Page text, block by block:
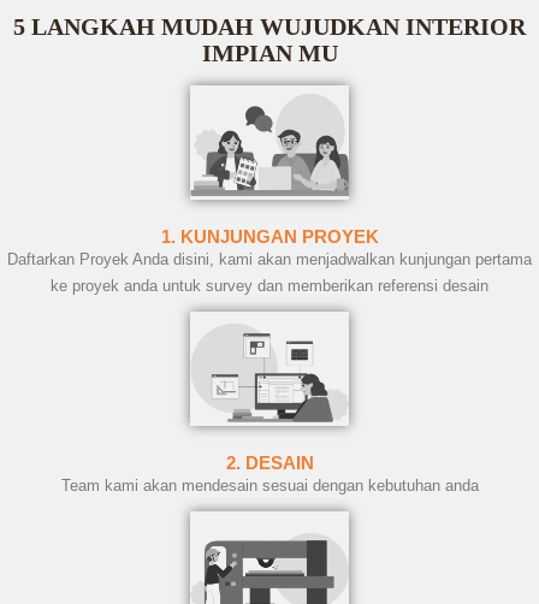
5 LANGKAH MUDAH WUJUDKAN INTERIOR
IMPIAN MU
1. KUNJUNGAN PROYEK
Daftarkan Proyek Anda disini, kami akan menjadwalkan kunjungan pertama
ke proyek anda untuk survey dan memberikan referensi desain
2. DESAIN
Team kami akan mendesain sesuai dengan kebutuhan anda